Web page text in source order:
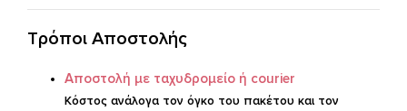
Τρόποι Αποστολής
Aποστoλή με ταχυδρομείο ή courier
Κόστος ανάλογα τον όγκο του πακέτου και τον